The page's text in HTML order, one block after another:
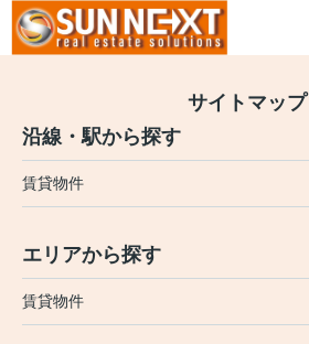
サイトマップ
沿線・駅から探す
賃貸物件
エリアから探す
賃貸物件